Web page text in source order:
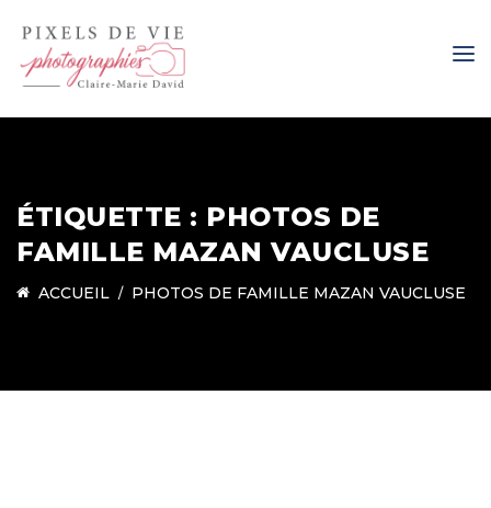
ÉTIQUETTE : PHOTOS DE
FAMILLE MAZAN VAUCLUSE
ACCUEIL PHOTOS DE FAMILLE MAZAN VAUCLUSE